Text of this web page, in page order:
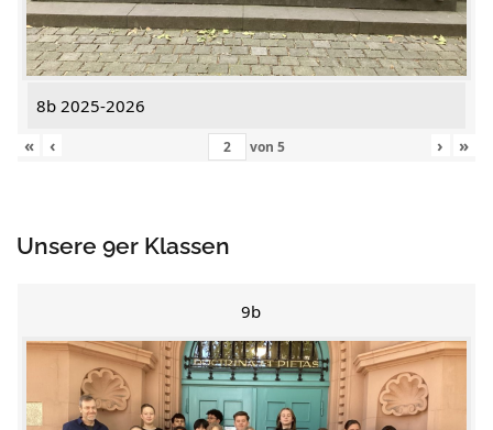
8b 2025-2026
«
‹ von 5 › »
Unsere 9er Klassen
9b